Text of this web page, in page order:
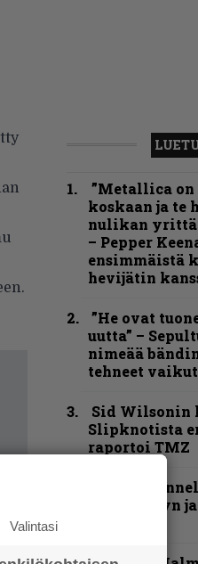
”Metallica
koskaan ja te
nulikan
– Pepper
ensimmäistä
hevijätin
”He ovat
uutta” –
nimeää
tehneet
Sid Wilsonin
Slipknotista
raportoi TMZ
Blind
uuden levyn
Valintasi